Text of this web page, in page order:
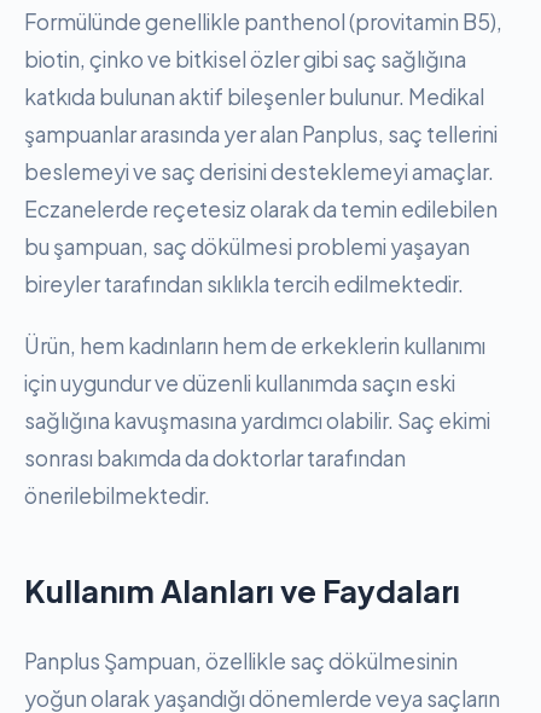
Formülünde genellikle panthenol (provitamin B5),
biotin, çinko ve bitkisel özler gibi saç sağlığına
katkıda bulunan aktif bileşenler bulunur. Medikal
şampuanlar arasında yer alan Panplus, saç tellerini
beslemeyi ve saç derisini desteklemeyi amaçlar.
Eczanelerde reçetesiz olarak da temin edilebilen
bu şampuan, saç dökülmesi problemi yaşayan
bireyler tarafından sıklıkla tercih edilmektedir.
Ürün, hem kadınların hem de erkeklerin kullanımı
için uygundur ve düzenli kullanımda saçın eski
sağlığına kavuşmasına yardımcı olabilir. Saç ekimi
sonrası bakımda da doktorlar tarafından
önerilebilmektedir.
Kullanım Alanları ve Faydaları
Panplus Şampuan, özellikle saç dökülmesinin
yoğun olarak yaşandığı dönemlerde veya saçların